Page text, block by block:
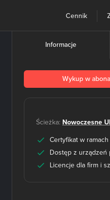
Cennik
Informacje
Wykup w
Ścieżka: Nowoczesne UI
Certyfikat w
Dostęp z urządzeń
Licencje dla firm i